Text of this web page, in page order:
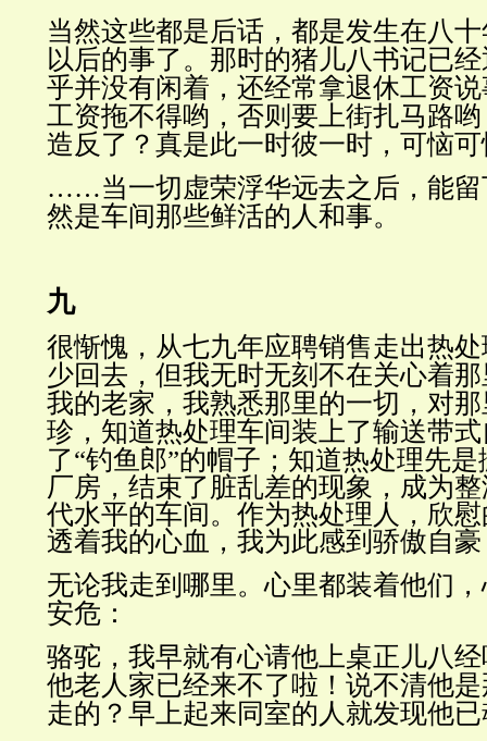
当然这些都是后话，都是发生在八
以后的事了。那时的猪儿八书记已
乎并没有闲着，还经常拿退休工资
工资拖不得哟，否则要上街扎马路
造反了？真是此一时彼一时，可恼
……当一切虚荣浮华远去之后，能留
然是车间那些鲜活的人和事。
九
很惭愧，从七九年应聘销售走出热
少回去，但我无时无刻不在关心着
我的老家，我熟悉那里的一切，对
珍，知道热处理车间装上了输送带
了“钓鱼郎”的帽子；知道热处理先是
厂房，结束了脏乱差的现象，成为
代水平的车间。作为热处理人，欣
透着我的心血，我为此感到骄傲自
无论我走到哪里。心里都装着他们
安危：
骆驼，我早就有心请他上桌正儿八
他老人家已经来不了啦！说不清他
走的？早上起来同室的人就发现他